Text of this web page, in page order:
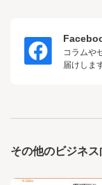
コラムや
届けしま
その他のビジネ